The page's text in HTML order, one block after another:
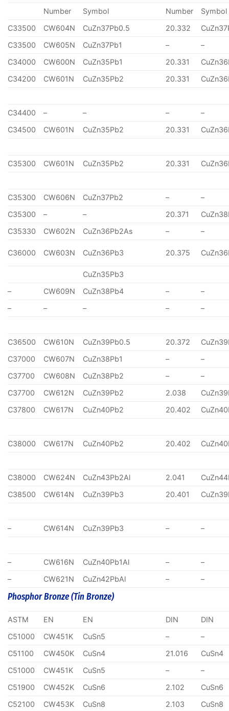
Number Symbol Number
Symbol
C33500
CW604N CuZn37Pb0.5 20.332
C33500
CW605N CuZn37Pb1 –
–
C34000
CW600N CuZn35Pb1 20.331
C34200
CW601N CuZn35Pb2 20.331
C34400 – – –
–
C34500
CW601N CuZn35Pb2 20.331
C35300 CW601N CuZn35Pb2 20.331
C35300 CW606N CuZn37Pb2 –
–
C35300
– – 20.371
C35330
CW602N CuZn36Pb2As – –
C36000 CW603N CuZn36Pb3 20.375
CuZn35Pb3
–
CW609N CuZn38Pb4 –
–
–
– – – –
C36500 CW610N CuZn39Pb0.5 20.372
C37000
CW607N CuZn38Pb1 –
–
C37700
CW608N CuZn38Pb2 –
–
C37700
CW612N CuZn39Pb2 2.038
C37800
CW617N CuZn40Pb2 20.402
C38000 CW617N CuZn40Pb2 20.402
C38000 CW624N CuZn43Pb2Al 2.041
C38500
CW614N CuZn39Pb3 20.401
– CW614N CuZn39Pb3 – –
– CW616N CuZn40Pb1Al –
–
–
CW621N CuZn42PbAl – –
Phosphor Bronze (Tin Bronze)
ASTM EN EN DIN
DIN
C51000
CW451K CuSn5 –
–
C51100
CW450K CuSn4 21.016
CuSn4
C51000
CW451K CuSn5 –
–
C51900
CW452K CuSn6 2.102
CuSn6
C52100
CW453K CuSn8 2.103 CuSn8